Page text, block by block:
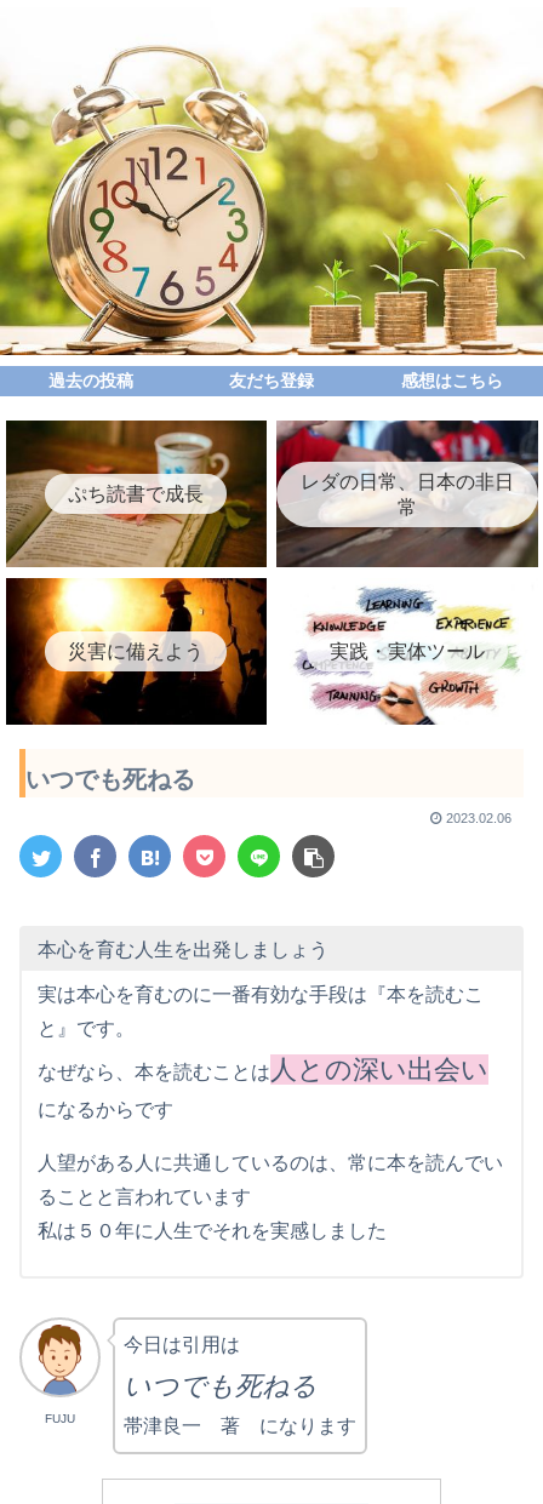
過去の投稿 友だち登録 感想はこちら
ぷち読書で成長
レダの日常、日本の非日
常
災害に備えよう 実践・実体ツール
いつでも死ねる
2023.02.06
本心を育む人生を出発しましょう
実は本心を育むのに一番有効な手段は『本を読むこ
と』です。
なぜなら、本を読むことは 人との深い出会い
になるからです
人望がある人に共通しているのは、常に本を読んでい
ることと言われています
私は５０年に人生でそれを実感しました
FUJU
今日は引用は
いつでも死ねる
帯津良一 著 になります